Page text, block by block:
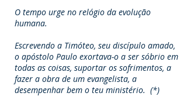
O tempo urge no relógio da evolução
humana.
Escrevendo a Timóteo, seu discípulo amado,
o apóstolo Paulo exortava-o a ser sóbrio em
todas as coisas, suportar os sofrimentos, a
fazer a obra de um evangelista, a
desempenhar bem o teu ministério. (*)